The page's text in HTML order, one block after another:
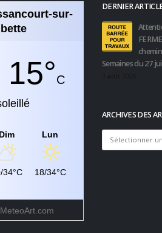
sur-
15°C
Dim
34°C
Lun
18/34°C
MeteoArt.com
DERNIER
Semaines du 27
ARCHIVES DES
Archives
des